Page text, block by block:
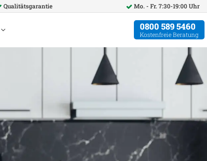
Qualitätsgarantie Mo. - Fr. 7:30-19:00 Uhr
0800 589 5460
Kostenfreie Beratung